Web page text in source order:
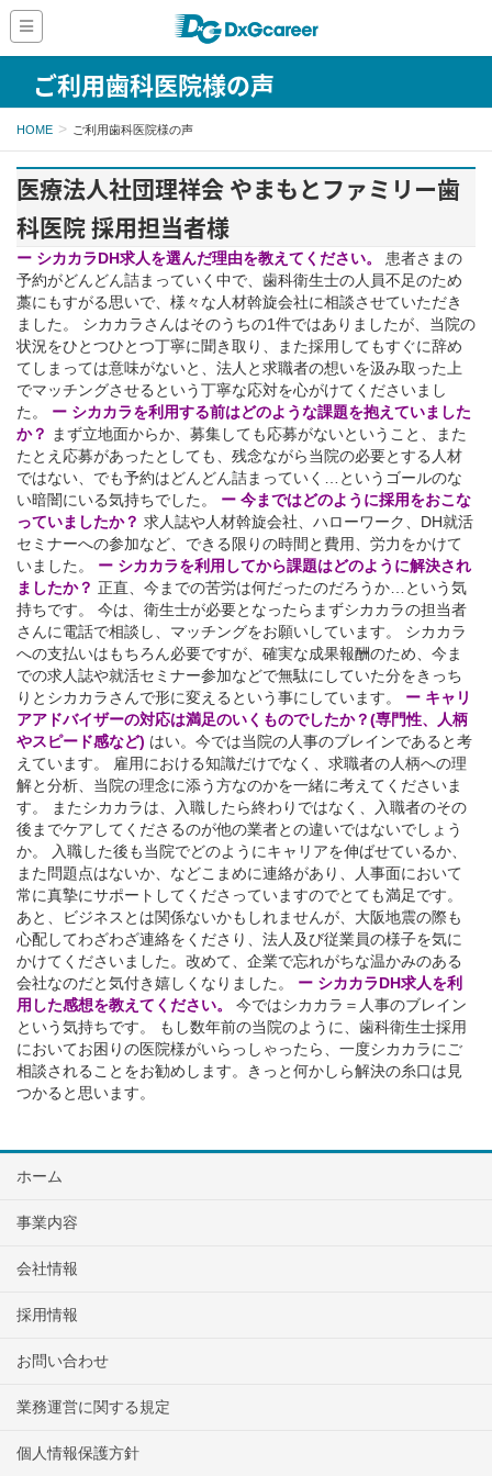
ご利用歯科医院様の声
HOME ご利用歯科医院様の声
医療法人社団理祥会 やまもとファミリー歯
科医院 採用担当者様
ー シカカラDH求人を選んだ理由を教えてください。
患者さまの
予約がどんどん詰まっていく中で、歯科衛生士の人員不足のため
藁にもすがる思いで、様々な人材斡旋会社に相談させていただき
ました。 シカカラさんはそのうちの1件ではありましたが、当院の
状況をひとつひとつ丁寧に聞き取り、また採用してもすぐに辞め
てしまっては意味がないと、法人と求職者の想いを汲み取った上
でマッチングさせるという丁寧な応対を心がけてくださいまし
た。 ー シカカラを利用する前はどのような課題を抱えていました
か？
まず立地面からか、募集しても応募がないということ、また
たとえ応募があったとしても、残念ながら当院の必要とする人材
ではない、でも予約はどんどん詰まっていく…というゴールのな
い暗闇にいる気持ちでした。 ー 今まではどのように採用をおこな
っていましたか？ 求人誌や人材斡旋会社、ハローワーク、DH就活
セミナーへの参加など、できる限りの時間と費用、労力をかけて
いました。 ー シカカラを利用してから課題はどのように解決され
ましたか？ 正直、今までの苦労は何だったのだろうか…という気
持ちです。 今は、衛生士が必要となったらまずシカカラの担当者
さんに電話で相談し、マッチングをお願いしています。 シカカラ
への支払いはもちろん必要ですが、確実な成果報酬のため、今ま
での求人誌や就活セミナー参加などで無駄にしていた分をきっち
りとシカカラさんで形に変えるという事にしています。 ー キャリ
アアドバイザーの対応は満足のいくものでしたか？(専門性、人柄
やスピード感など) はい。今では当院の人事のブレインであると考
えています。 雇用における知識だけでなく、求職者の人柄への理
解と分析、当院の理念に添う方なのかを一緒に考えてくださいま
す。 またシカカラは、入職したら終わりではなく、入職者のその
後までケアしてくださるのが他の業者との違いではないでしょう
か。 入職した後も当院でどのようにキャリアを伸ばせているか、
また問題点はないか、などこまめに連絡があり、人事面において
常に真摯にサポートしてくださっていますのでとても満足です。
あと、ビジネスとは関係ないかもしれませんが、大阪地震の際も
心配してわざわざ連絡をくださり、法人及び従業員の様子を気に
かけてくださいました。改めて、企業で忘れがちな温かみのある
会社なのだと気付き嬉しくなりました。 ー シカカラDH求人を利
用した感想を教えてください。
今ではシカカラ＝人事のブレイン
という気持ちです。 もし数年前の当院のように、歯科衛生士採用
においてお困りの医院様がいらっしゃったら、一度シカカラにご
相談されることをお勧めします。きっと何かしら解決の糸口は見
つかると思います。
ホーム
事業内容
会社情報
採用情報
お問い合わせ
業務運営に関する規定
個人情報保護方針